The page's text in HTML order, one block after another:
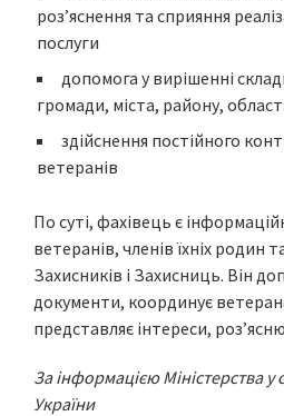
роз’яснення та сприяння
послуги
допомога у вирішенні
громади, міста, району,
здійснення постійного
ветеранів
По суті, фахівець є
ветеранів, членів їхніх родин
Захисників і Захисниць. Він
документи, координує
представляє інтереси,
За інформацією Міністерства у
України